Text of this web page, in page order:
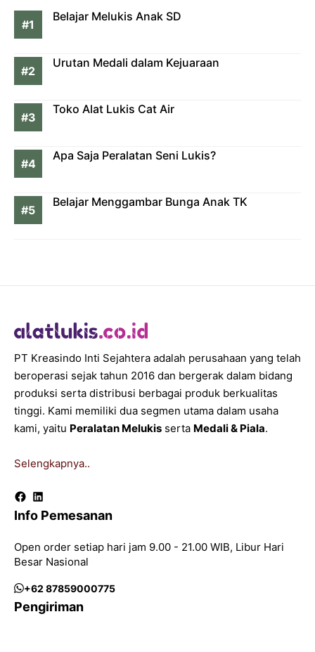
Belajar Melukis Anak SD
Urutan Medali dalam Kejuaraan
Toko Alat Lukis Cat Air
Apa Saja Peralatan Seni Lukis?
Belajar Menggambar Bunga Anak TK
PT Kreasindo Inti Sejahtera adalah perusahaan yang telah
beroperasi sejak tahun 2016 dan bergerak dalam bidang
produksi serta distribusi berbagai produk berkualitas
tinggi. Kami memiliki dua segmen utama dalam usaha
kami, yaitu Peralatan Melukis serta Medali & Piala.
Selengkapnya..
Facebook
LinkedIn
Info Pemesanan
Open order setiap hari jam 9.00 - 21.00 WIB, Libur Hari
Besar Nasional
+62 87859000775
Pengiriman